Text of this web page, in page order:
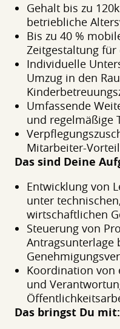
Gehalt bis zu
betriebliche
Bis zu 40 %
Zeitgestaltung für
Individuelle
Umzug in den
Umfassende
und regelmäßige
Mitarbeiter-
Das sind Deine
Entwicklung von
unter
wirtschaftlichen
Steuerung von
Antragsunterlage
Koordination von
und
Das bringst Du mit: